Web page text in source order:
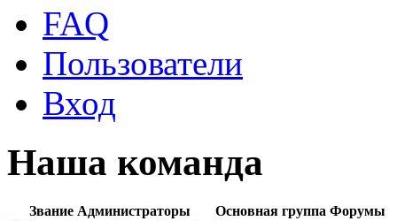
FAQ
Пользователи
Вход
Наша команда
Звание Администраторы Основная группа Форумы